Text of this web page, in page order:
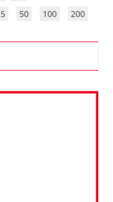
50 100 200